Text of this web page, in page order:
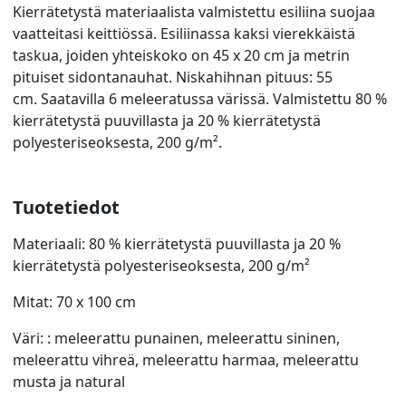
Kierrätetystä materiaalista valmistettu esiliina suojaa
vaatteitasi keittiössä. Esiliinassa kaksi vierekkäistä
taskua, joiden yhteiskoko on 45 x 20 cm ja metrin
pituiset sidontanauhat. Niskahihnan pituus: 55
cm. Saatavilla 6 meleeratussa värissä. Valmistettu 80 %
kierrätetystä puuvillasta ja 20 % kierrätetystä
polyesteriseoksesta, 200 g/m².
Tuotetiedot
Materiaali: 80 % kierrätetystä puuvillasta ja 20 %
kierrätetystä polyesteriseoksesta, 200 g/m²
Mitat: 70 x 100 cm
Väri: : meleerattu punainen, meleerattu sininen,
meleerattu vihreä, meleerattu harmaa, meleerattu
musta ja natural